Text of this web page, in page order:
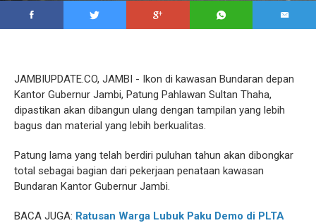
JAMBIUPDATE.CO, JAMBI - Ikon di kawasan Bundaran depan
Kantor Gubernur Jambi, Patung Pahlawan Sultan Thaha,
dipastikan akan dibangun ulang dengan tampilan yang lebih
bagus dan material yang lebih berkualitas.
Patung lama yang telah berdiri puluhan tahun akan dibongkar
total sebagai bagian dari pekerjaan penataan kawasan
Bundaran Kantor Gubernur Jambi.
BACA JUGA: Ratusan Warga Lubuk Paku Demo di PLTA